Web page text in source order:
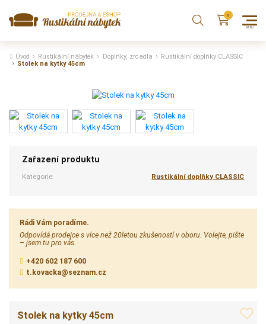
Úvod Rustikální nábytek Doplňky, zrcadla
Rustikální doplňky CLASSIC
Stolek na kytky 45cm
Zařazení produktu
Kategorie: Rustikální doplňky CLASSIC
Rádi Vám poradíme.
Odpovídá prodejce s více než 20letou zkušeností v oboru. Volejte, pište
– jsem tu pro vás.
+420 602 187 600
t.kovacka@seznam.cz
Stolek na kytky 45cm